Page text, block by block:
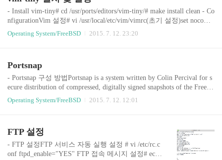
- Install vim-tiny# cd /usr/ports/editors/vim-tiny/# make install clean - Co
nfigurationVim 설정# vi /usr/local/etc/vim/vimrc(초기 설정)set nocomp
atibleset bs=indent,eol,startset history=50set rulerset numberset autoinden
tset smartindentset cindentset tabstop=4set shiftwidth=4set expandtabset p
Operating System/FreeBSD 2015. 7. 12. 23:20
Portsnap
- Portsnap 구성 방법Portsnap is a system written by Colin Percival for s
ecure distribution of compressed, digitally signed snapshots of the FreeB
SD ports tree. The distribution follows the client–server model and uses t
he transport protocol HTTP (pipelined HTTP). The base system of FreeB
Operating System/FreeBSD 2015. 7. 12. 12:01
FTP 설정
- FTP 설정FTP 서비스 자동 실행 설정 # vi /etc/rc.c
onf ftpd_enable="YES" FTP 접속 메시지 설정# echo